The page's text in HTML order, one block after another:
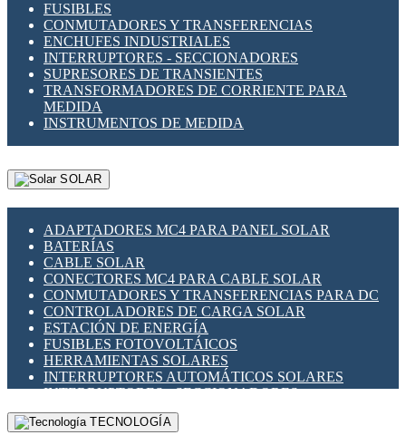
FUSIBLES
CONMUTADORES Y TRANSFERENCIAS
ENCHUFES INDUSTRIALES
INTERRUPTORES - SECCIONADORES
SUPRESORES DE TRANSIENTES
TRANSFORMADORES DE CORRIENTE PARA
MEDIDA
INSTRUMENTOS DE MEDIDA
SOLAR
ADAPTADORES MC4 PARA PANEL SOLAR
BATERÍAS
CABLE SOLAR
CONECTORES MC4 PARA CABLE SOLAR
CONMUTADORES Y TRANSFERENCIAS PARA DC
CONTROLADORES DE CARGA SOLAR
ESTACIÓN DE ENERGÍA
FUSIBLES FOTOVOLTÁICOS
HERRAMIENTAS SOLARES
INTERRUPTORES AUTOMÁTICOS SOLARES
INTERRUPTORES - SECCIONADORES
FOTOVOLTÁICOS
MONTAJE PANEL SOLAR
TECNOLOGÍA